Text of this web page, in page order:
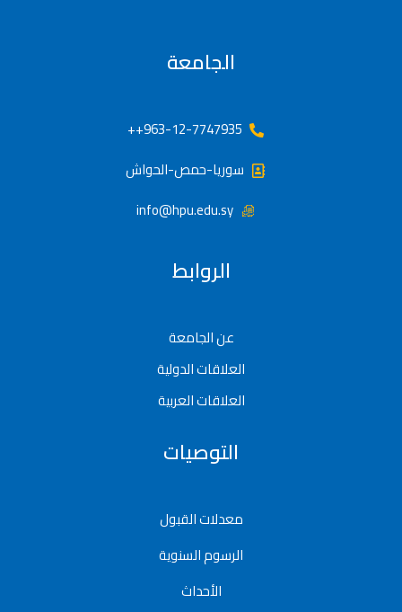
الجامعة
963-12-7747935++
سوريا-حمص-الحواش
info@hpu.edu.sy
الروابط
عن الجامعة
العلاقات الدولية
العلاقات العربية
التوصيات
معدلات القبول
الرسوم السنوية
الأحداث